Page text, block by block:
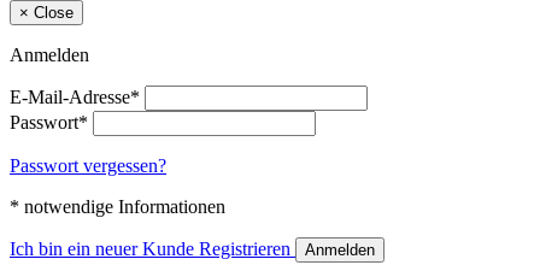
× Close
Anmelden
E-Mail-Adresse*
Passwort*
Passwort vergessen?
* notwendige Informationen
Ich bin ein neuer Kunde Registrieren Anmelden